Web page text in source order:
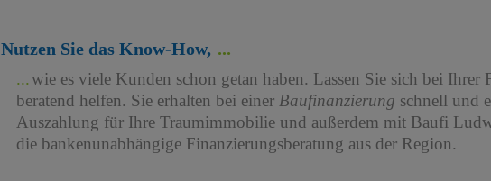
Nutzen Sie das Know-How,
wie es viele Kunden schon getan haben. Lassen Sie sich bei Ihrer
beratend helfen. Sie erhalten bei einerBaufinanzierung schnell und
Auszahlung für Ihre Traumimmobilie und außerdem mit Baufi
die bankenunabhängige Finanzierungsberatung aus der Region.